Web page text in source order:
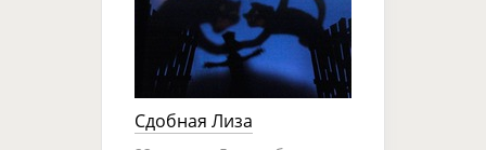
Сдобная Лиза